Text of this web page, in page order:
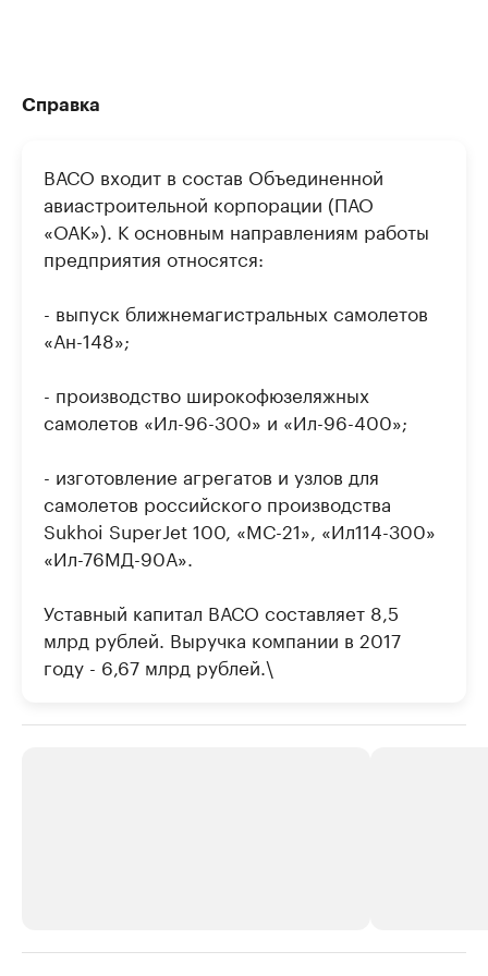
Справка
ВАСО входит в состав Объединенной
авиастроительной корпорации (ПАО
«ОАК»). К основным направлениям работы
предприятия относятся:
- выпуск ближнемагистральных самолетов
«Ан-148»;
- производство широкофюзеляжных
самолетов «Ил-96-300» и «Ил-96-400»;
- изготовление агрегатов и узлов для
самолетов российского производства
Sukhoi SuperJet 100, «МС-21», «Ил114-300»
«Ил-76МД-90А».
Уставный капитал ВАСО составляет 8,5
млрд рублей. Выручка компании в 2017
году - 6,67 млрд рублей.\